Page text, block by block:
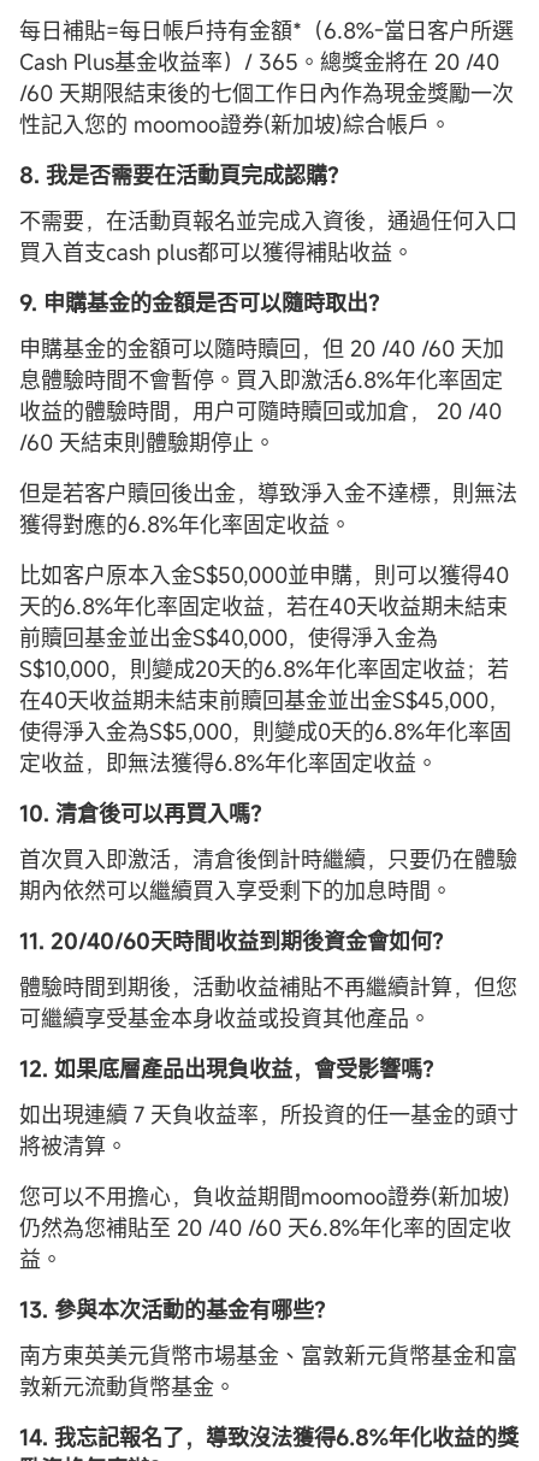
每日補貼=每日帳戶持有金額*（6.8%-當日客户所選
Cash Plus基金收益率）/ 365。總獎金將在 20 /40
/60 天期限結束後的七個工作日內作為現金獎勵一次
性記入您的 moomoo證券(新加坡)綜合帳戶。
8. 我是否需要在活動頁完成認購？
不需要，在活動頁報名並完成入資後，通過任何入口
買入首支cash plus都可以獲得補貼收益。
9. 申購基金的金額是否可以隨時取出？
申購基金的金額可以隨時贖回，但 20 /40 /60 天加
息體驗時間不會暫停。買入即激活6.8%年化率固定
收益的體驗時間，用户可隨時贖回或加倉， 20 /40
/60 天結束則體驗期停止。
但是若客户贖回後出金，導致淨入金不達標，則無法
獲得對應的6.8%年化率固定收益。
比如客户原本入金S$50,000並申購，則可以獲得40
天的6.8%年化率固定收益，若在40天收益期未結束
前贖回基金並出金S$40,000，使得淨入金為
S$10,000，則變成20天的6.8%年化率固定收益；若
在40天收益期未結束前贖回基金並出金S$45,000，
使得淨入金為S$5,000，則變成0天的6.8%年化率固
定收益，即無法獲得6.8%年化率固定收益。
10. 清倉後可以再買入嗎？
首次買入即激活，清倉後倒計時繼續，只要仍在體驗
期內依然可以繼續買入享受剩下的加息時間。
11. 20/40/60天時間收益到期後資金會如何？
體驗時間到期後，活動收益補貼不再繼續計算，但您
可繼續享受基金本身收益或投資其他產品。
12. 如果底層產品出現負收益，會受影響嗎？
如出現連續 7 天負收益率，所投資的任一基金的頭寸
將被清算。
您可以不用擔心，負收益期間moomoo證券(新加坡)
仍然為您補貼至 20 /40 /60 天6.8%年化率的固定收
益。
13. 參與本次活動的基金有哪些？
南方東英美元貨幣市場基金、富敦新元貨幣基金和富
敦新元流動貨幣基金。
14. 我忘記報名了，導致沒法獲得6.8%年化收益的獎